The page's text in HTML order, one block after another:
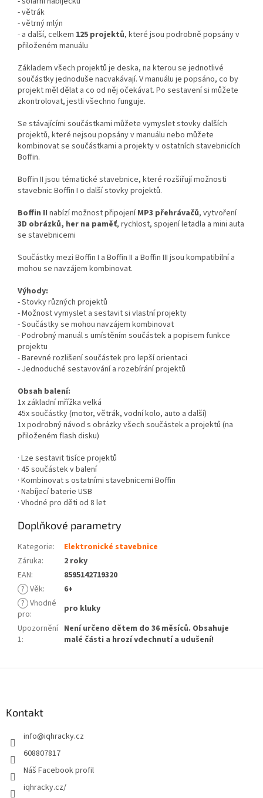
- větrák
- větrný mlýn
- a další, celkem 125 projektů, které jsou podrobně popsány v
přiloženém manuálu
Základem všech projektů je deska, na kterou se jednotlivé
součástky jednoduše nacvakávají. V manuálu je popsáno, co by
projekt měl dělat a co od něj očekávat. Po sestavení si můžete
zkontrolovat, jestli všechno funguje.
Se stávajícími součástkami můžete vymyslet stovky dalších
projektů, které nejsou popsány v manuálu nebo můžete
kombinovat se součástkami a projekty v ostatních stavebnicích
Boffin.
Boffin II jsou tématické stavebnice, které rozšiřují možnosti
stavebnic Boffin I o další stovky projektů.
Boffin II nabízí možnost připojeníMP3 přehrávačů, vytvoření
3D obrázků, her na paměť, rychlost, spojení letadla a mini auta
se stavebnicemi
Součástky mezi Boffin I a Boffin II a Boffin III jsou kompatibilní a
mohou se navzájem kombinovat.
Výhody:
- Stovky různých projektů
- Možnost vymyslet a sestavit si vlastní projekty
- Součástky se mohou navzájem kombinovat
- Podrobný manuál s umístěním součástek a popisem funkce
projektu
- Barevné rozlišení součástek pro lepší orientaci
- Jednoduché sestavování a rozebírání projektů
Obsah balení:
1x základní mřížka velká
45x součástky (motor, větrák, vodní kolo, auto a další)
1x podrobný návod s obrázky všech součástek a projektů (na
přiloženém flash disku)
· Lze sestavit tisíce projektů
· 45 součástek v balení
· Kombinovat s ostatními stavebnicemi Boffin
· Nabíjecí baterie USB
· Vhodné pro děti od 8 let
Doplňkové parametry
Kategorie:
Elektronické stavebnice
Záruka:
2 roky
EAN:
8595142719320
? Věk:
6+
? Vhodné
pro:
pro kluky
Upozornění
1:
Není určeno dětem do 36 měsíců. Obsahuje
malé části a hrozí vdechnutí a udušení!
Kontakt
info@iqhracky.cz
608807817
Náš Facebook profil
iqhracky.cz/